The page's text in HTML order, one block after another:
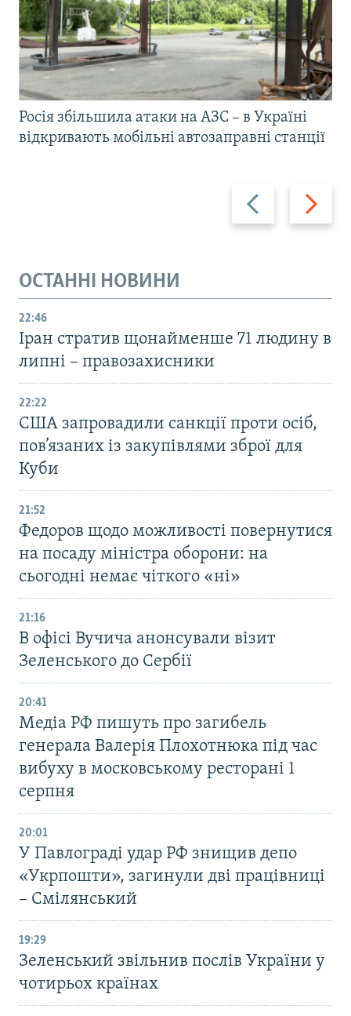
Назад Вперед
Росія збільшила атаки на АЗС – в Україні
відкривають мобільні автозаправні станції
ОСТАННІ НОВИНИ
22:46
Іран стратив щонайменше 71 людину в
липні – правозахисники
22:22
США запровадили санкції проти осіб,
пов’язаних із закупівлями зброї для
Куби
21:52
Федоров щодо можливості повернутися
на посаду міністра оборони: на
сьогодні немає чіткого «ні»
21:16
В офісі Вучича анонсували візит
Зеленського до Сербії
20:41
Медіа РФ пишуть про загибель
генерала Валерія Плохотнюка під час
вибуху в московському ресторані 1
серпня
20:01
У Павлограді удар РФ знищив депо
«Укрпошти», загинули дві працівниці
– Смілянський
19:29
Зеленський звільнив послів України у
чотирьох країнах